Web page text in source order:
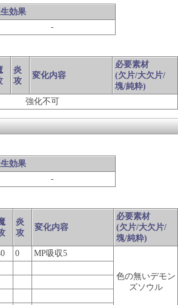
効果
-
炎
攻
変化内容
必要素材
(欠片/大欠片/
塊/純粋)
強化不可
効果
-
炎
攻
変化内容
必要素材
(欠片/大欠片/
塊/純粋)
0 MP吸収5
色の無いデモン
ズソウル